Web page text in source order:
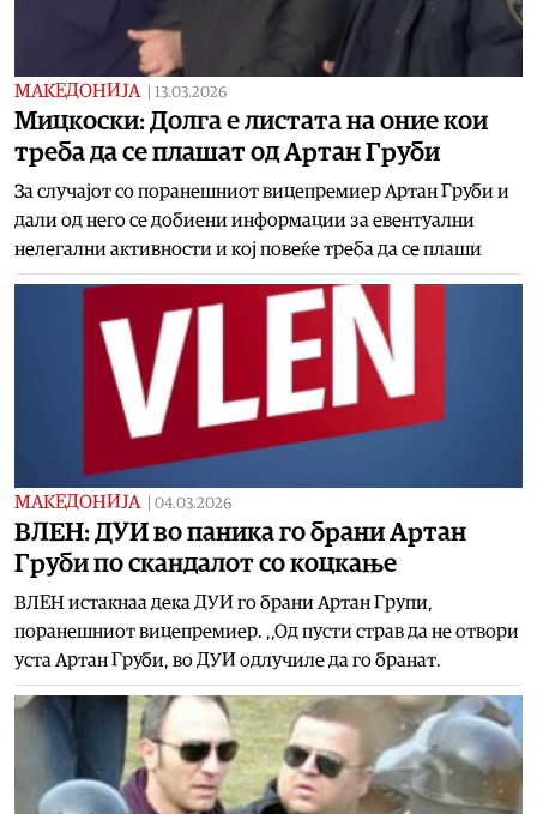
МАКЕДОНИЈА 13.03.2026
Мицкоски: Долга e листата на оние кои
треба да се плашат од Артан Груби
За случајот со поранешниот вицепремиер Артан Груби и
дали од него се добиени информации за евентуални
нелегални активности и кој повеќе треба да се плаши
МАКЕДОНИЈА 04.03.2026
ВЛЕН: ДУИ во паника го брани Артан
Груби по скандалот со коцкање
ВЛЕН истакнаа дека ДУИ го брани Артан Групи,
поранешниот вицепремиер. ,,Од пусти страв да не отвори
уста Артан Груби, во ДУИ одлучиле да го бранат.